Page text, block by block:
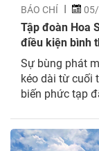
BÁO CHÍ
Tập đoàn Hoa
điều kiện bình
Sự bùng phát
kéo dài từ cuối
biến phức tạp
dịch Covid-19
sắm...